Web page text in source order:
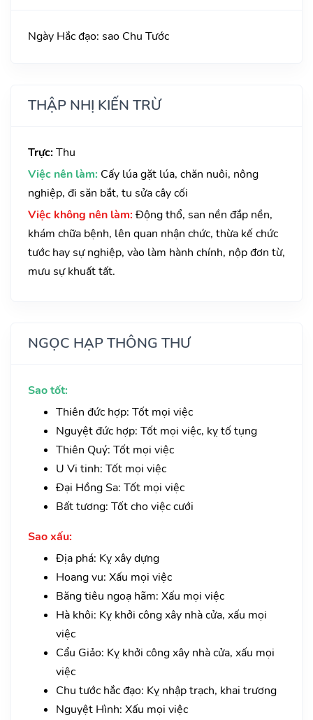
Ngày Hắc đạo: sao Chu Tước
THẬP NHỊ KIẾN TRỪ
Trực: Thu
Việc nên làm: Cấy lúa gặt lúa, chăn nuôi, nông
nghiệp, đi săn bắt, tu sửa cây cối
Việc không nên làm: Động thổ, san nền đắp nền,
khám chữa bệnh, lên quan nhận chức, thừa kế chức
tước hay sự nghiệp, vào làm hành chính, nộp đơn từ,
mưu sự khuất tất.
NGỌC HẠP THÔNG THƯ
Sao tốt:
Thiên đức hợp: Tốt mọi việc
Nguyệt đức hợp: Tốt mọi việc, kỵ tố tụng
Thiên Quý: Tốt mọi việc
U Vi tinh: Tốt mọi việc
Đại Hồng Sa: Tốt mọi việc
Bất tương: Tốt cho việc cưới
Sao xấu:
Địa phá: Kỵ xây dựng
Hoang vu: Xấu mọi việc
Băng tiêu ngoạ hãm: Xấu mọi việc
Hà khôi: Kỵ khởi công xây nhà cửa, xấu mọi
việc
Cẩu Giảo: Kỵ khởi công xây nhà cửa, xấu mọi
việc
Chu tước hắc đạo: Kỵ nhập trạch, khai trương
Nguyệt Hình: Xấu mọi việc